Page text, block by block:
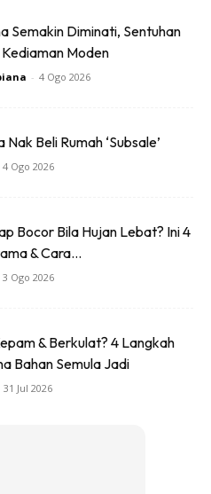
Semakin Diminati, Sentuhan
Moden
- 4 Ogo 2026
Beli Rumah ‘Subsale’
4 Ogo 2026
Bocor Bila Hujan Lebat? Ini 4
& Cara...
3 Ogo 2026
& Berkulat? 4 Langkah
Bahan Semula Jadi
31 Jul 2026